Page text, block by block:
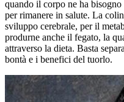
quando il corpo ne ha
per rimanere in salute. La
sviluppo cerebrale, per il
produrne anche il fegato, la
attraverso la dieta. Basta
bontà e i benefici del tuorlo.